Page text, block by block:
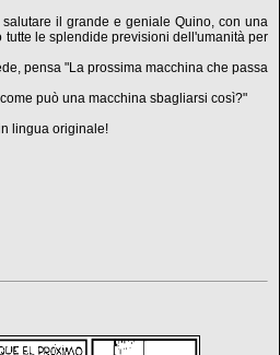
il grande e geniale Quino, con una
le splendide previsioni dell'umanità per
pensa "La prossima macchina che passa
può una macchina sbagliarsi così?"
lingua originale!